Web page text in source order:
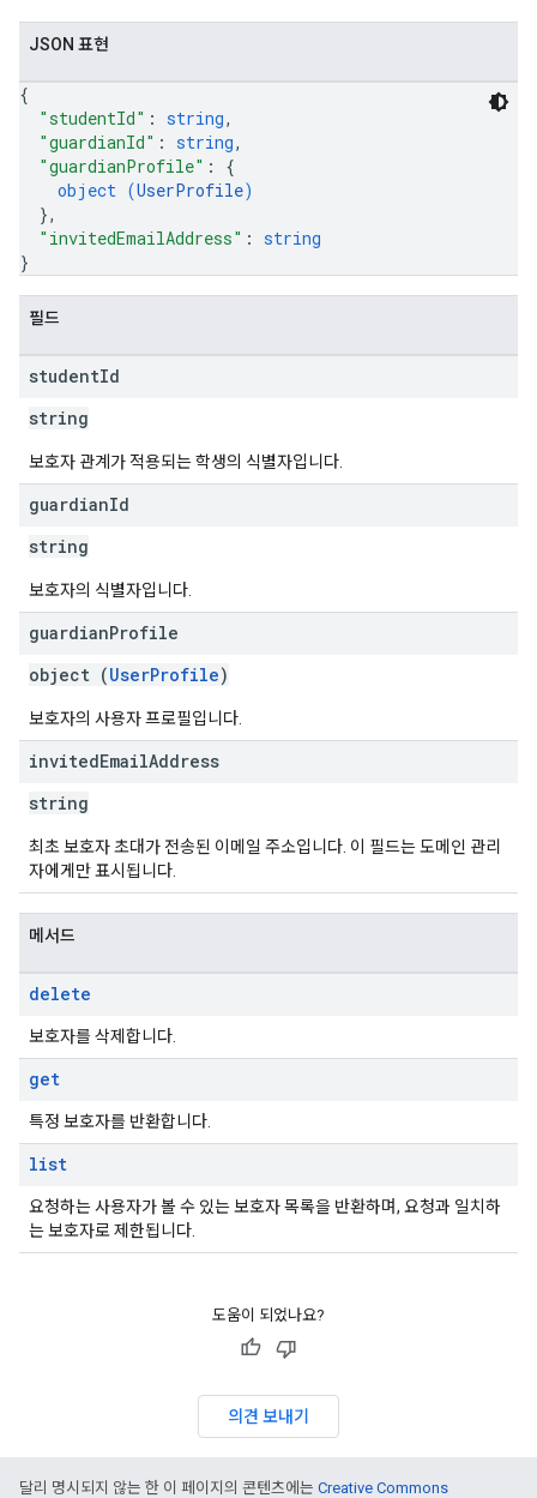
JSON 표현
{
"studentId" : string,
"guardianId" : string,
"guardianProfile" : {
object (UserProfile)
},
"invitedEmailAddress" : string
}
필드
studentId
string
보호자 관계가 적용되는 학생의 식별자입니다.
guardianId
string
보호자의 식별자입니다.
guardianProfile
object (UserProfile)
보호자의 사용자 프로필입니다.
invitedEmailAddress
string
최초 보호자 초대가 전송된 이메일 주소입니다. 이 필드는 도메인 관리
자에게만 표시됩니다.
메서드
delete
보호자를 삭제합니다.
get
특정 보호자를 반환합니다.
list
요청하는 사용자가 볼 수 있는 보호자 목록을 반환하며, 요청과 일치하
는 보호자로 제한됩니다.
도움이 되었나요?
의견 보내기
달리 명시되지 않는 한 이 페이지의 콘텐츠에는 Creative Commons